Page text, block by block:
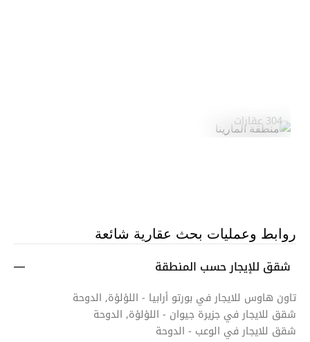
304 عقارات
روابط وعمليات بحث عقارية شائعة
شقق للإيجار حسب المنطقة
تاون هاوس للايجار في بورتو أرابيا - اللؤلؤة, الدوحة
شقق للايجار في جزيرة جيوان - اللؤلؤة, الدوحة
شقق للايجار في الوعب - الدوحة